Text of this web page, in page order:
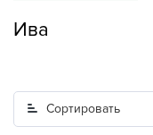
Ива
Сортировать